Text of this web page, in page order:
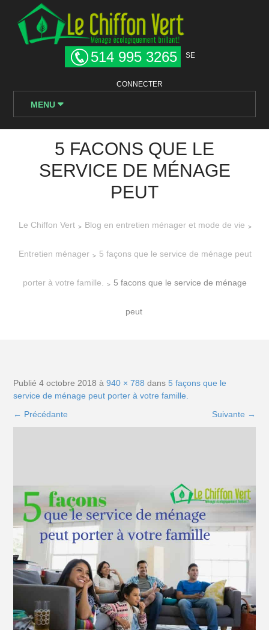
514 995 3265 SE
CONNECTER
MENU
5 FACONS QUE LE
SERVICE DE MÉNAGE
PEUT
Le Chiffon Vert > Blog en entretien ménager et mode de vie >
Entretien ménager > 5 façons que le service de ménage peut
porter à votre famille. > 5 facons que le service de ménage
peut
Publié 4 octobre 2018 à940 × 788 dans5 façons que le
service de ménage peut porter à votre famille.
← Précédante Suivante →